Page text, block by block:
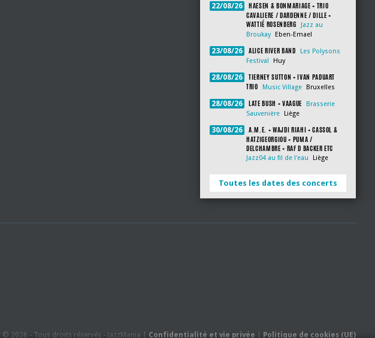
22/08/26
HAESEN & BONMARIAGE + TRIO
CAVALIERE / DARDENNE / DILLE +
WATTIÉ ROSENBERG
Jazz au
Broukay
Eben-Emael
23/08/26 ALICE RIVER BAND
Les Polysons
Festival
Huy
28/08/26
TIERNEY SUTTON + IVAN PADUART
TRIO
Music Village Bruxelles
28/08/26 LATE BUSH + VAAGUE
Brasserie
Sauvenière
Liège
30/08/26
A.M.E. + WAJDI RIAHI + CASSOL &
HATZIGEORGIOU + PUMA /
DELCHAMBRE + RAF D BACKER ETC
Jazz04 au fil de l'eau Liège
Toutes les dates des concerts
© 2026 - Tous droits réservés - JazzMania | Confidentialité et vie privée Politique de cookies (UE)